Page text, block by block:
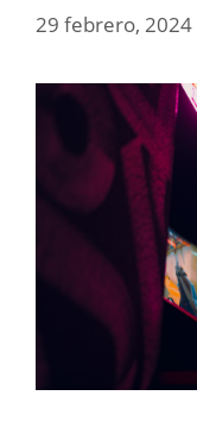
29 febrero, 2024